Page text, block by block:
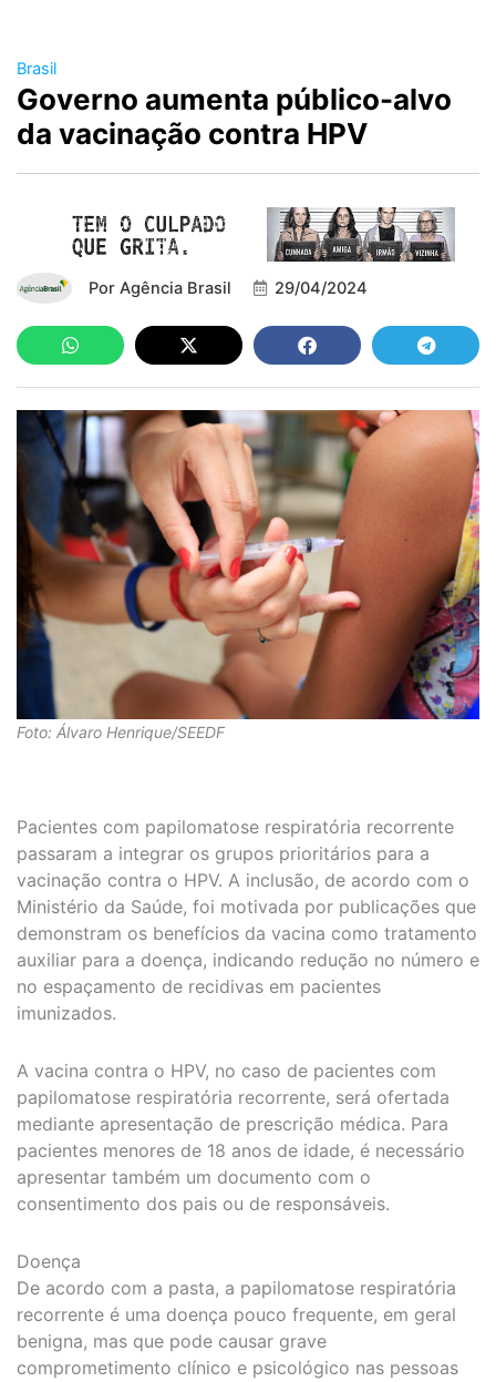
Brasil
Governo aumenta público-alvo
da vacinação contra HPV
Por Agência Brasil 29/04/2024
Foto: Álvaro Henrique/SEEDF
Pacientes com papilomatose respiratória recorrente
passaram a integrar os grupos prioritários para a
vacinação contra o HPV. A inclusão, de acordo com o
Ministério da Saúde, foi motivada por publicações que
demonstram os benefícios da vacina como tratamento
auxiliar para a doença, indicando redução no número e
no espaçamento de recidivas em pacientes
imunizados.
A vacina contra o HPV, no caso de pacientes com
papilomatose respiratória recorrente, será ofertada
mediante apresentação de prescrição médica. Para
pacientes menores de 18 anos de idade, é necessário
apresentar também um documento com o
consentimento dos pais ou de responsáveis.
Doença
De acordo com a pasta, a papilomatose respiratória
recorrente é uma doença pouco frequente, em geral
benigna, mas que pode causar grave
comprometimento clínico e psicológico nas pessoas